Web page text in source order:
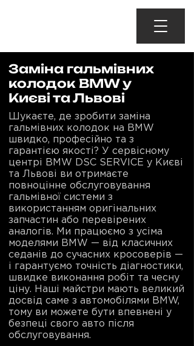
Заміна гальмівних
колодок BMW у
Києві та Львові
Шукаєте, де зробити заміна
гальмівних колодок на BMW
швидко, професійно та з
гарантією якості? У сервісному
центрі BMW DSC SERVICE у Києві
та Львові ви отримаєте
повноцінне обслуговування
гальмівної системи з
використанням оригінальних
запчастин або перевірених
аналогів. Ми працюємо з усіма
моделями BMW — від класичних
седанів до сучасних кросоверів —
і гарантуємо точність діагностики,
швидке виконання робіт та чесну
ціну. Наші майстри мають великий
досвід саме з автомобілями BMW,
тому ви можете бути впевнені у
безпеці свого авто після
обслуговування.